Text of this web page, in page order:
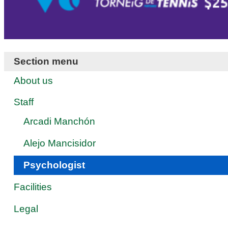
Section menu
About us
Staff
Arcadi Manchón
Alejo Mancisidor
Psychologist
Facilities
Legal